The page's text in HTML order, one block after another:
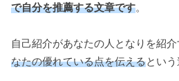
で自分を推薦する文章です。
自己紹介があなたの人となりを紹
なたの優れている点を伝えるという